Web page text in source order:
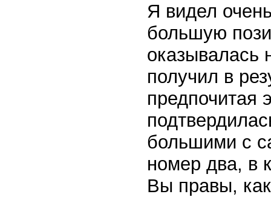
Я видел
большую
оказывалась
получил в
предпочитая
большими с
номер два, в
Вы правы,